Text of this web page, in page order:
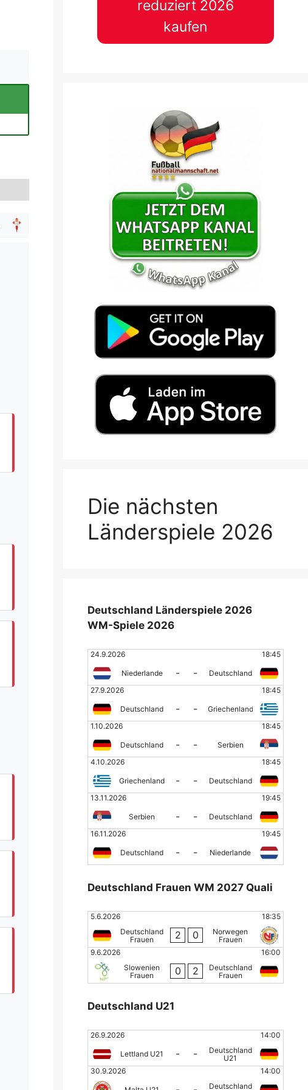
reduziert 2026
kaufen
Die nächsten
Länderspiele 2026
Deutschland Länderspiele 2026
WM-Spiele 2026
24.9.2026 18:45
Niederlande - -
Deutschland
27.9.2026
18:45
Deutschland - -
Griechenland
1.10.2026
18:45
Deutschland - -
Serbien
4.10.2026
18:45
Griechenland - -
Deutschland
13.11.2026
19:45
Serbien - -
Deutschland
16.11.2026
19:45
Deutschland - - Niederlande
Deutschland Frauen WM 2027 Quali
5.6.2026
18:35
Deutschland
Frauen
2 0
Norwegen
Frauen
9.6.2026
16:00
Slowenien
Frauen
0 2
Deutschland
Frauen
Deutschland U21
26.9.2026 14:00
Lettland U21 - -
Deutschland
U21
30.9.2026
14:00
Deutschland